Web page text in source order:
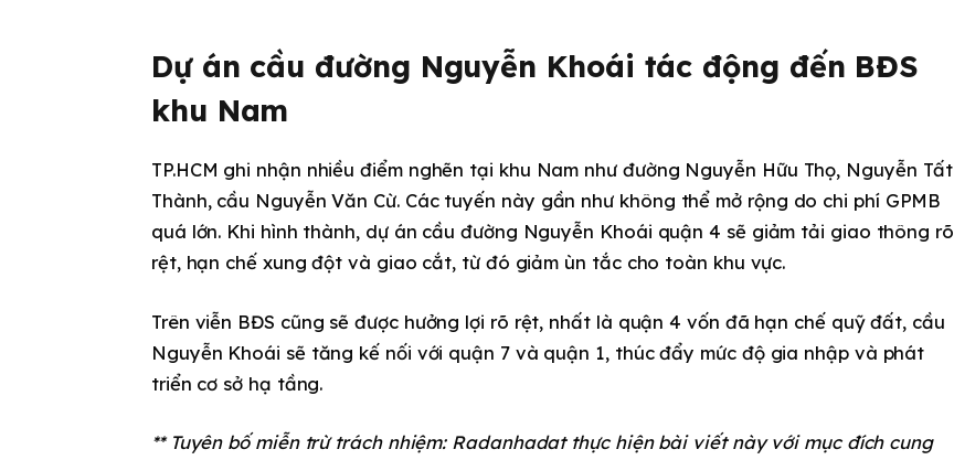
Dự án cầu đường Nguyễn Khoái tác động đến BĐS
khu Nam
TP.HCM ghi nhận nhiều điểm nghẽn tại khu Nam như đường Nguyễn Hữu Thọ, Nguyễn Tất
Thành, cầu Nguyễn Văn Cừ. Các tuyến này gần như không thể mở rộng do chi phí GPMB
quá lớn. Khi hình thành, dự án cầu đường Nguyễn Khoái quận 4 sẽ giảm tải giao thông rõ
rệt, hạn chế xung đột và giao cắt, từ đó giảm ùn tắc cho toàn khu vực.
Trên viễn BĐS cũng sẽ được hưởng lợi rõ rệt, nhất là quận 4 vốn đã hạn chế quỹ đất, cầu
Nguyễn Khoái sẽ tăng kế nối với quận 7 và quận 1, thúc đẩy mức độ gia nhập và phát
triển cơ sở hạ tầng.
** Tuyên bố miễn trừ trách nhiệm: Radanhadat thực hiện bài viết này với mục đích cung